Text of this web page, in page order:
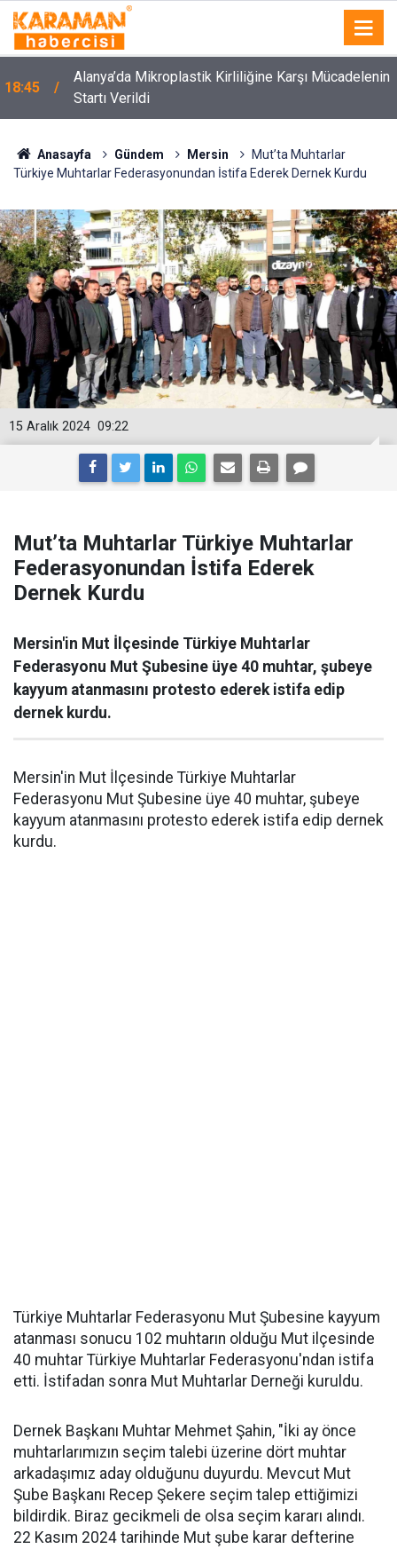
18:45
Alanya’da Mikroplastik Kirliliğine Karşı Mücadelenin
Startı Verildi
Anasayfa Gündem Mersin
Mut’ta Muhtarlar
Türkiye Muhtarlar Federasyonundan İstifa Ederek Dernek Kurdu
09:22
15 Aralık 2024
Mut’ta Muhtarlar Türkiye Muhtarlar
Federasyonundan İstifa Ederek
Dernek Kurdu
Mersin'in Mut İlçesinde Türkiye Muhtarlar
Federasyonu Mut Şubesine üye 40 muhtar, şubeye
kayyum atanmasını protesto ederek istifa edip
dernek kurdu.
Mersin'in Mut İlçesinde Türkiye Muhtarlar
Federasyonu Mut Şubesine üye 40 muhtar, şubeye
kayyum atanmasını protesto ederek istifa edip dernek
kurdu.
Türkiye Muhtarlar Federasyonu Mut Şubesine kayyum
atanması sonucu 102 muhtarın olduğu Mut ilçesinde
40 muhtar Türkiye Muhtarlar Federasyonu'ndan istifa
etti. İstifadan sonra Mut Muhtarlar Derneği kuruldu.
Dernek Başkanı Muhtar Mehmet Şahin, "İki ay önce
muhtarlarımızın seçim talebi üzerine dört muhtar
arkadaşımız aday olduğunu duyurdu. Mevcut Mut
Şube Başkanı Recep Şekere seçim talep ettiğimizi
bildirdik. Biraz gecikmeli de olsa seçim kararı alındı.
22 Kasım 2024 tarihinde Mut şube karar defterine